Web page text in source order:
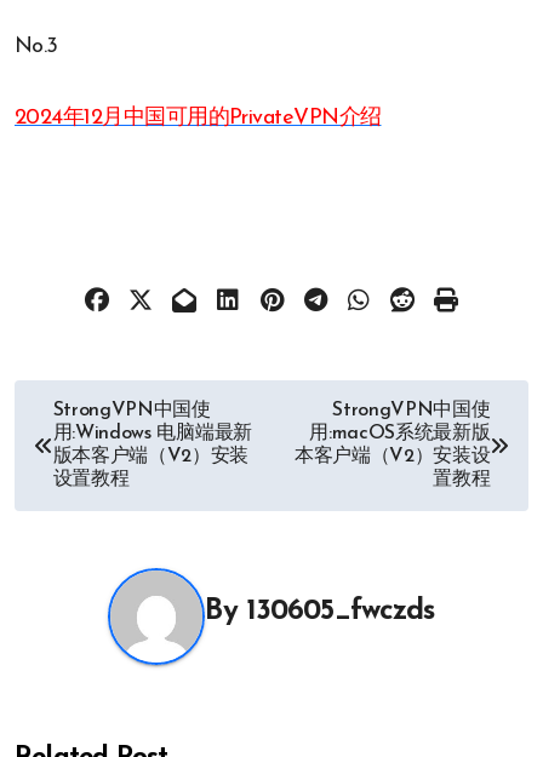
No.3
2024年12月中国可用的PrivateVPN介绍
章
导
StrongVPN中国使
用:Windows 电脑端最新
版本客户端（V2）安装
设置教程
StrongVPN中国使
用:macOS系统最新版
本客户端（V2）安装设
置教程
By 130605_fwczds